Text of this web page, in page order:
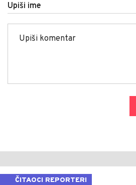
Upiši ime
ČITAOCI REPORTERI